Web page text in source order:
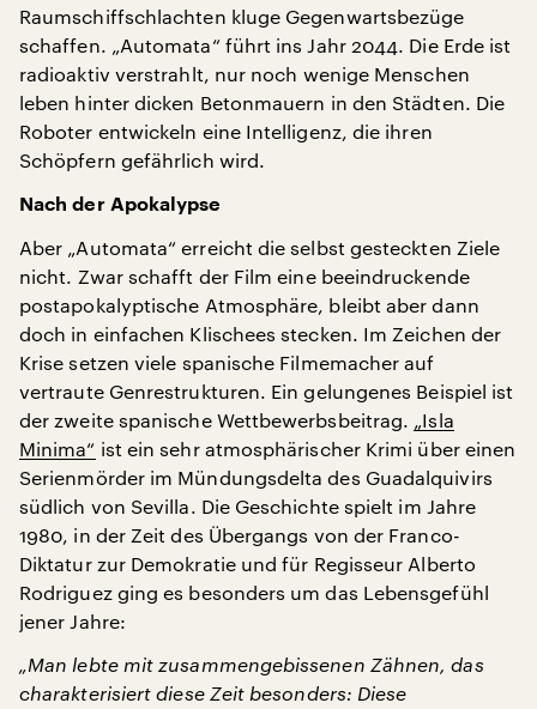
Raumschiffschlachten kluge Gegenwartsbezüge
schaffen. „Automata“ führt ins Jahr 2044. Die Erde ist
radioaktiv verstrahlt, nur noch wenige Menschen
leben hinter dicken Betonmauern in den Städten. Die
Roboter entwickeln eine Intelligenz, die ihren
Schöpfern gefährlich wird.
Nach der Apokalypse
Aber „Automata“ erreicht die selbst gesteckten Ziele
nicht. Zwar schafft der Film eine beeindruckende
postapokalyptische Atmosphäre, bleibt aber dann
doch in einfachen Klischees stecken. Im Zeichen der
Krise setzen viele spanische Filmemacher auf
vertraute Genrestrukturen. Ein gelungenes Beispiel ist
der zweite spanische Wettbewerbsbeitrag. „Isla
Minima“ ist ein sehr atmosphärischer Krimi über einen
Serienmörder im Mündungsdelta des Guadalquivirs
südlich von Sevilla. Die Geschichte spielt im Jahre
1980, in der Zeit des Übergangs von der Franco-
Diktatur zur Demokratie und für Regisseur Alberto
Rodriguez ging es besonders um das Lebensgefühl
jener Jahre:
„Man lebte mit zusammengebissenen Zähnen, das
charakterisiert diese Zeit besonders: Diese